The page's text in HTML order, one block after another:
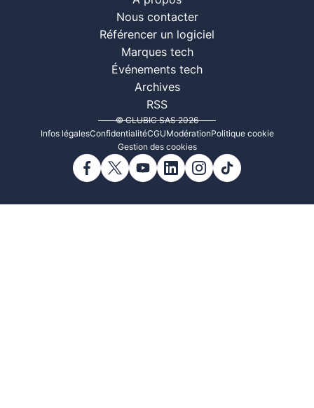
Nous contacter
Référencer un logiciel
Marques tech
Événements tech
Archives
RSS
© CLUBIC SAS 2026
Infos légalesConfidentialitéCGUModérationPolitique cookie
Gestion des cookies